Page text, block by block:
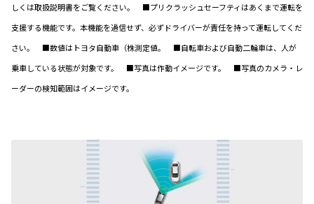
しくは取扱説明書をご覧ください。 ■プリクラッシュセーフティはあくまで運転を
支援する機能です。本機能を過信せず、必ずドライバーが責任を持って運転してくだ
さい。 ■数値はトヨタ自動車（株測定値。 ■自転車および自動二輪車は、人が
乗車している状態が対象です。 ■写真は作動イメージです。 ■写真のカメラ・レ
ーダーの検知範囲はイメージです。